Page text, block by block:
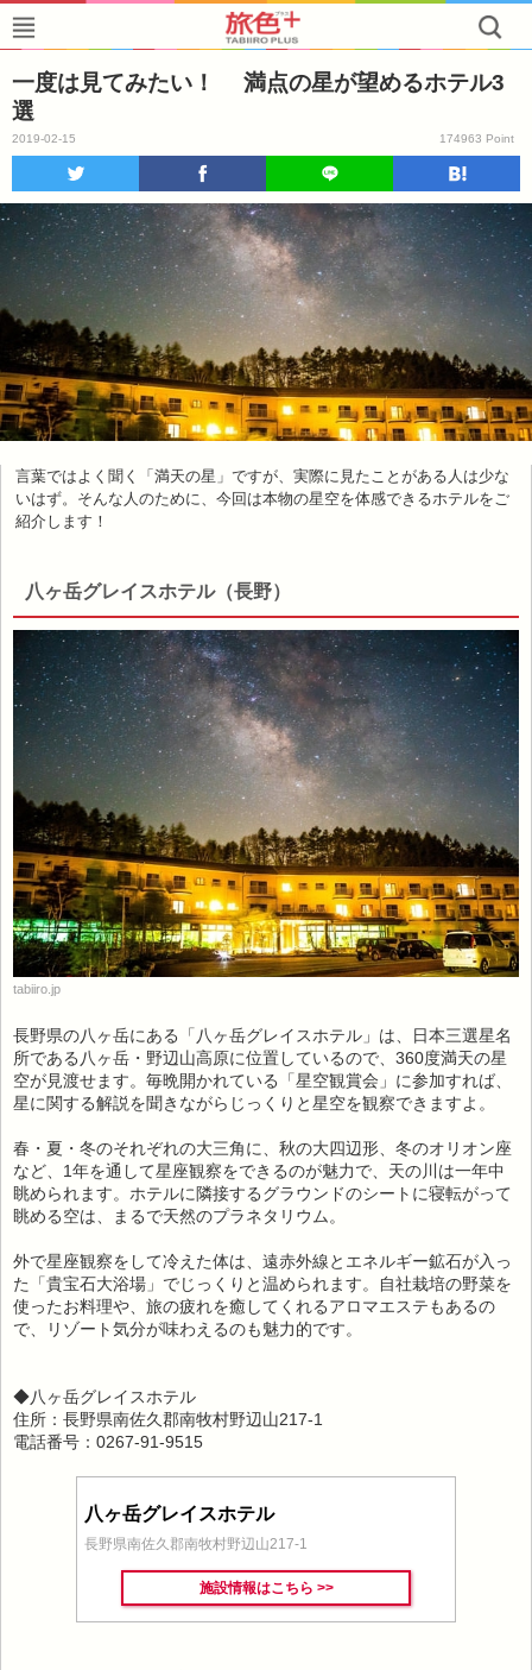
一度は見てみたい！ 満点の星が望めるホテル3
選
2019-02-15 174963 Point
言葉ではよく聞く「満天の星」ですが、実際に見たことがある人は少な
いはず。そんな人のために、今回は本物の星空を体感できるホテルをご
紹介します！
八ヶ岳グレイスホテル（長野）
tabiiro.jp
長野県の八ヶ岳にある「八ヶ岳グレイスホテル」は、日本三選星名
所である八ヶ岳・野辺山高原に位置しているので、360度満天の星
空が見渡せます。毎晩開かれている「星空観賞会」に参加すれば、
星に関する解説を聞きながらじっくりと星空を観察できますよ。
春・夏・冬のそれぞれの大三角に、秋の大四辺形、冬のオリオン座
など、1年を通して星座観察をできるのが魅力で、天の川は一年中
眺められます。ホテルに隣接するグラウンドのシートに寝転がって
眺める空は、まるで天然のプラネタリウム。
外で星座観察をして冷えた体は、遠赤外線とエネルギー鉱石が入っ
た「貴宝石大浴場」でじっくりと温められます。自社栽培の野菜を
使ったお料理や、旅の疲れを癒してくれるアロマエステもあるの
で、リゾート気分が味わえるのも魅力的です。
◆八ヶ岳グレイスホテル
住所：長野県南佐久郡南牧村野辺山217-1
電話番号：0267-91-9515
八ヶ岳グレイスホテル
長野県南佐久郡南牧村野辺山217-1
施設情報はこちら >>